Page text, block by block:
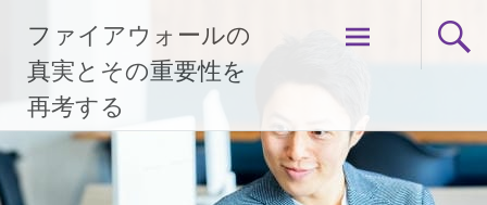
へ
ス
キ
ファイアウォールの
真実とその重要性を
再考する